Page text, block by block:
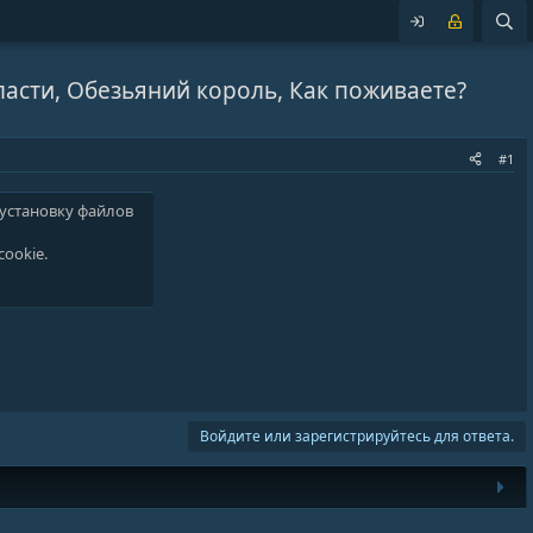
Обезьяний король, Как поживаете?
#1
файлов
.
Войдите или зарегистрируйтесь для ответа.